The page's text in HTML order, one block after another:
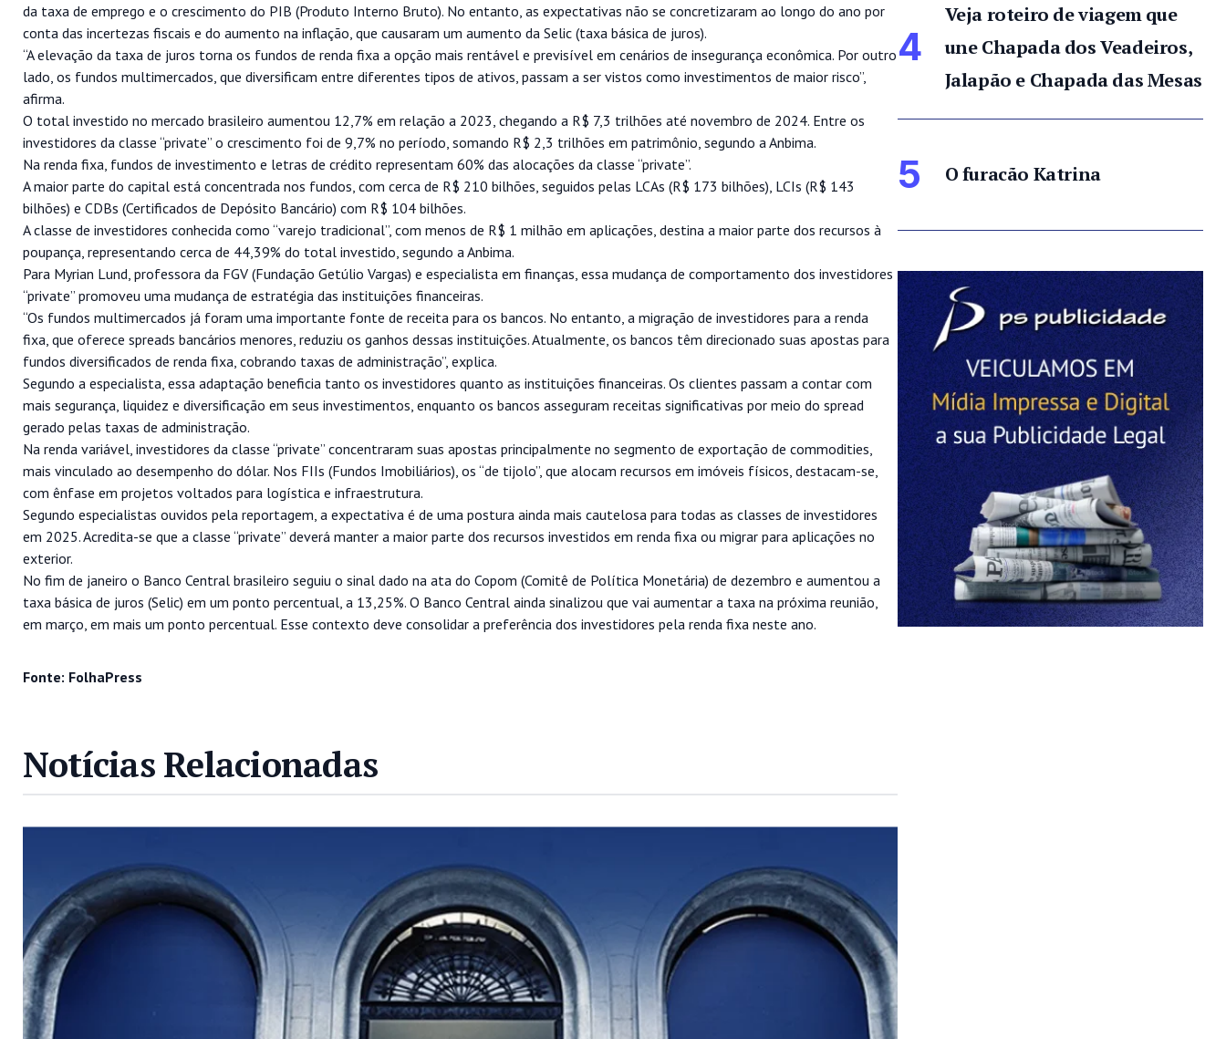
da taxa de emprego e o crescimento do PIB (Produto Interno Bruto). No entanto, as expectativas não se concretizaram ao longo do ano por
conta das incertezas fiscais e do aumento na inflação, que causaram um aumento da Selic (taxa básica de juros).
“A elevação da taxa de juros torna os fundos de renda fixa a opção mais rentável e previsível em cenários de insegurança econômica. Por outro
lado, os fundos multimercados, que diversificam entre diferentes tipos de ativos, passam a ser vistos como investimentos de maior risco”,
afirma.
O total investido no mercado brasileiro aumentou 12,7% em relação a 2023, chegando a R$ 7,3 trilhões até novembro de 2024. Entre os
investidores da classe “private” o crescimento foi de 9,7% no período, somando R$ 2,3 trilhões em patrimônio, segundo a Anbima.
Na renda fixa, fundos de investimento e letras de crédito representam 60% das alocações da classe “private”.
A maior parte do capital está concentrada nos fundos, com cerca de R$ 210 bilhões, seguidos pelas LCAs (R$ 173 bilhões), LCIs (R$ 143
bilhões) e CDBs (Certificados de Depósito Bancário) com R$ 104 bilhões.
A classe de investidores conhecida como “varejo tradicional”, com menos de R$ 1 milhão em aplicações, destina a maior parte dos recursos à
poupança, representando cerca de 44,39% do total investido, segundo a Anbima.
Para Myrian Lund, professora da FGV (Fundação Getúlio Vargas) e especialista em finanças, essa mudança de comportamento dos investidores
“private” promoveu uma mudança de estratégia das instituições financeiras.
“Os fundos multimercados já foram uma importante fonte de receita para os bancos. No entanto, a migração de investidores para a renda
fixa, que oferece spreads bancários menores, reduziu os ganhos dessas instituições. Atualmente, os bancos têm direcionado suas apostas para
fundos diversificados de renda fixa, cobrando taxas de administração”, explica.
Segundo a especialista, essa adaptação beneficia tanto os investidores quanto as instituições financeiras. Os clientes passam a contar com
mais segurança, liquidez e diversificação em seus investimentos, enquanto os bancos asseguram receitas significativas por meio do spread
gerado pelas taxas de administração.
Na renda variável, investidores da classe “private” concentraram suas apostas principalmente no segmento de exportação de commodities,
mais vinculado ao desempenho do dólar. Nos FIIs (Fundos Imobiliários), os “de tijolo”, que alocam recursos em imóveis físicos, destacam-se,
com ênfase em projetos voltados para logística e infraestrutura.
Segundo especialistas ouvidos pela reportagem, a expectativa é de uma postura ainda mais cautelosa para todas as classes de investidores
em 2025. Acredita-se que a classe “private” deverá manter a maior parte dos recursos investidos em renda fixa ou migrar para aplicações no
exterior.
No fim de janeiro o Banco Central brasileiro seguiu o sinal dado na ata do Copom (Comitê de Política Monetária) de dezembro e aumentou a
taxa básica de juros (Selic) em um ponto percentual, a 13,25%. O Banco Central ainda sinalizou que vai aumentar a taxa na próxima reunião,
em março, em mais um ponto percentual. Esse contexto deve consolidar a preferência dos investidores pela renda fixa neste ano.
Fonte: FolhaPress
Notícias Relacionadas
4
Veja roteiro de viagem que
une Chapada dos Veadeiros,
Jalapão e Chapada das Mesas
5 O furacão Katrina